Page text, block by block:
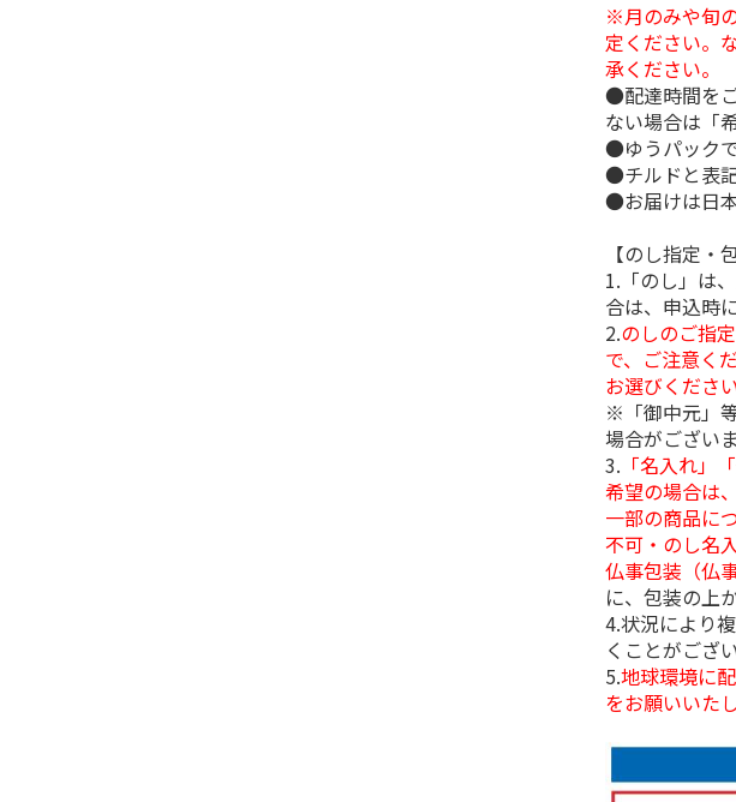
※月のみや旬
定ください。
承ください。
●配達時間を
ない場合は「
●ゆうパック
●チルドと表
●お届けは日
【のし指定・
1.「のし」は
合は、申込時
2.のしのご指
で、ご注意く
お選びください
※「御中元」
場合がございま
3. 「名入れ」
希望の場合は
一部の商品に
不可・のし名
仏事包装（仏
に、包装の上
4.状況により
くことがござ
5.地球環境に
をお願いいたし